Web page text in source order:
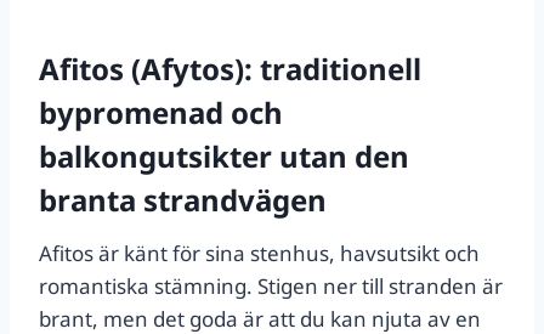
Afitos (Afytos): traditionell
bypromenad och
balkongutsikter utan den
branta strandvägen
Afitos är känt för sina stenhus, havsutsikt och
romantiska stämning. Stigen ner till stranden är
brant, men det goda är att du kan njuta av en